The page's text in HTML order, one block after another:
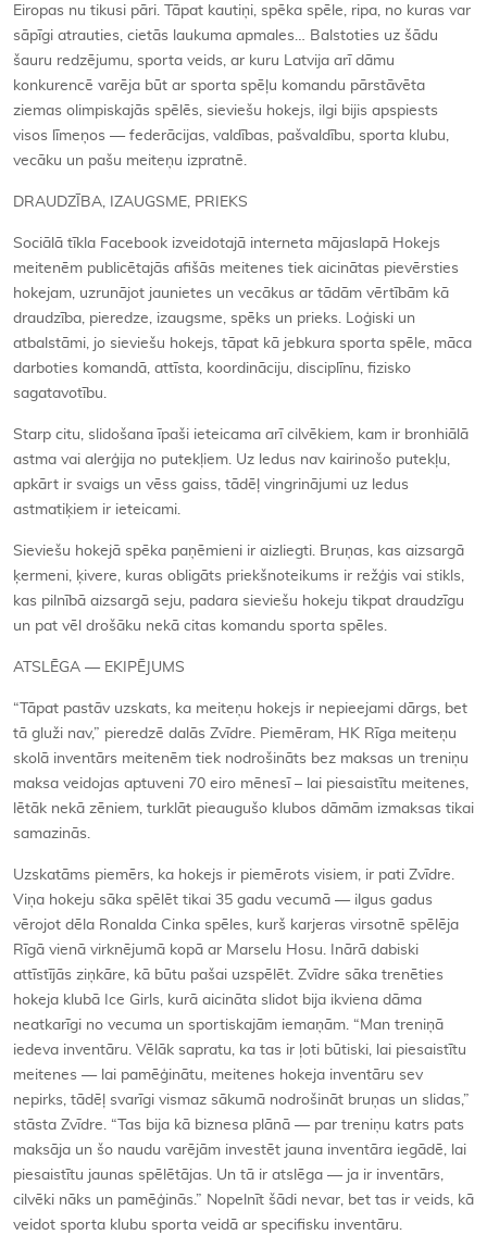
Eiropas nu tikusi pāri. Tāpat kautiņi, spēka spēle, ripa, no kuras var
sāpīgi atrauties, cietās laukuma apmales… Balstoties uz šādu
šauru redzējumu, sporta veids, ar kuru Latvija arī dāmu
konkurencē varēja būt ar sporta spēļu komandu pārstāvēta
ziemas olimpiskajās spēlēs, sieviešu hokejs, ilgi bijis apspiests
visos līmeņos — federācijas, valdības, pašvaldību, sporta klubu,
vecāku un pašu meiteņu izpratnē.
DRAUDZĪBA, IZAUGSME, PRIEKS
Sociālā tīkla Facebook izveidotajā interneta mājaslapā Hokejs
meitenēm publicētajās afišās meitenes tiek aicinātas pievērsties
hokejam, uzrunājot jaunietes un vecākus ar tādām vērtībām kā
draudzība, pieredze, izaugsme, spēks un prieks. Loģiski un
atbalstāmi, jo sieviešu hokejs, tāpat kā jebkura sporta spēle, māca
darboties komandā, attīsta, koordināciju, disciplīnu, fizisko
sagatavotību.
Starp citu, slidošana īpaši ieteicama arī cilvēkiem, kam ir bronhiālā
astma vai alerģija no putekļiem. Uz ledus nav kairinošo putekļu,
apkārt ir svaigs un vēss gaiss, tādēļ vingrinājumi uz ledus
astmatiķiem ir ieteicami.
Sieviešu hokejā spēka paņēmieni ir aizliegti. Bruņas, kas aizsargā
ķermeni, ķivere, kuras obligāts priekšnoteikums ir režģis vai stikls,
kas pilnībā aizsargā seju, padara sieviešu hokeju tikpat draudzīgu
un pat vēl drošāku nekā citas komandu sporta spēles.
ATSLĒGA — EKIPĒJUMS
“Tāpat pastāv uzskats, ka meiteņu hokejs ir nepieejami dārgs, bet
tā gluži nav,” pieredzē dalās Zvīdre. Piemēram, HK Rīga meiteņu
skolā inventārs meitenēm tiek nodrošināts bez maksas un treniņu
maksa veidojas aptuveni 70 eiro mēnesī – lai piesaistītu meitenes,
lētāk nekā zēniem, turklāt pieaugušo klubos dāmām izmaksas tikai
samazinās.
Uzskatāms piemērs, ka hokejs ir piemērots visiem, ir pati Zvīdre.
Viņa hokeju sāka spēlēt tikai 35 gadu vecumā — ilgus gadus
vērojot dēla Ronalda Cinka spēles, kurš karjeras virsotnē spēlēja
Rīgā vienā virknējumā kopā ar Marselu Hosu. Inārā dabiski
attīstījās ziņkāre, kā būtu pašai uzspēlēt. Zvīdre sāka trenēties
hokeja klubā Ice Girls, kurā aicināta slidot bija ikviena dāma
neatkarīgi no vecuma un sportiskajām iemaņām. “Man treniņā
iedeva inventāru. Vēlāk sapratu, ka tas ir ļoti būtiski, lai piesaistītu
meitenes — lai pamēģinātu, meitenes hokeja inventāru sev
nepirks, tādēļ svarīgi vismaz sākumā nodrošināt bruņas un slidas,”
stāsta Zvīdre. “Tas bija kā biznesa plānā — par treniņu katrs pats
maksāja un šo naudu varējām investēt jauna inventāra iegādē, lai
piesaistītu jaunas spēlētājas. Un tā ir atslēga — ja ir inventārs,
cilvēki nāks un pamēģinās.” Nopelnīt šādi nevar, bet tas ir veids, kā
veidot sporta klubu sporta veidā ar specifisku inventāru.